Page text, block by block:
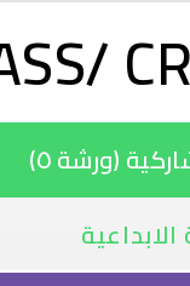
(ورشة ٥)